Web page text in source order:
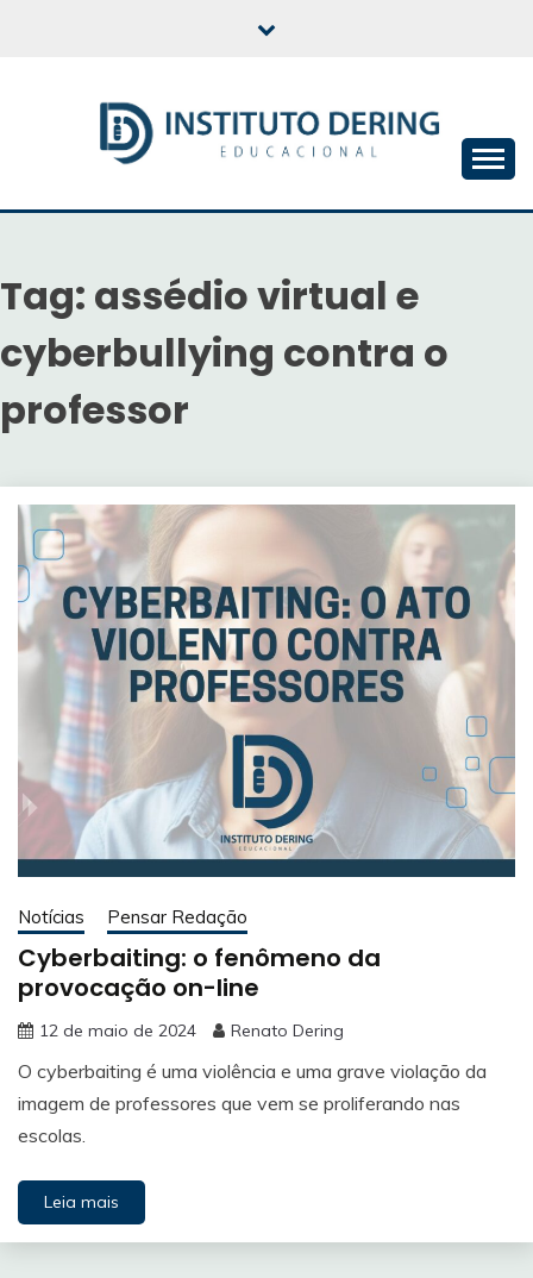
INSTITUTO DERING
EDUCACIONAL
Tag: assédio virtual e
cyberbullying contra o
professor
Notícias Pensar Redação
Cyberbaiting: o fenômeno da
provocação on-line
12 de maio de 2024 Renato Dering
O cyberbaiting é uma violência e uma grave violação da
imagem de professores que vem se proliferando nas
escolas.
Leia mais